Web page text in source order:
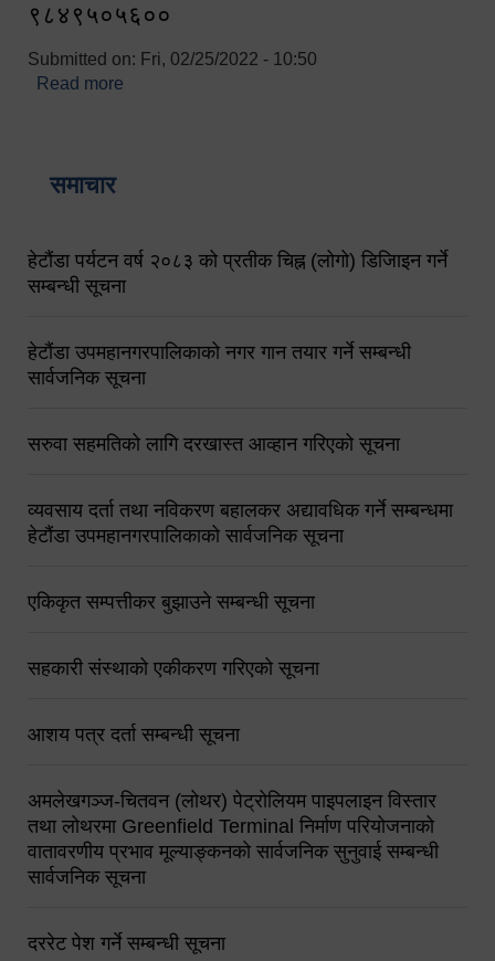
९८४९५०५६००
Submitted on: Fri, 02/25/2022 - 10:50
Read more
समाचार
हेटौंडा पर्यटन वर्ष २०८३ को प्रतीक चिह्न (लोगो) डिजिाइन गर्ने
सम्बन्धी सूचना
हेटौंडा उपमहानगरपालिकाको नगर गान तयार गर्ने सम्बन्धी
सार्वजनिक सूचना
सरुवा सहमतिको लागि दरखास्त आव्हान गरिएको सूचना
व्यवसाय दर्ता तथा नविकरण बहालकर अद्यावधिक गर्ने सम्बन्धमा
हेटौंडा उपमहानगरपालिकाको सार्वजनिक सूचना
एकिकृत सम्पत्तीकर बुझाउने सम्बन्धी सूचना
सहकारी संस्थाको एकीकरण गरिएको सूचना
आशय पत्र दर्ता सम्बन्धी सूचना
अमलेखगञ्ज-चितवन (लोथर) पेट्रोलियम पाइपलाइन विस्तार
तथा लोथरमा Greenfield Terminal निर्माण परियोजनाको
वातावरणीय प्रभाव मूल्याङ्कनको सार्वजनिक सुनुवाई सम्बन्धी
सार्वजनिक सूचना
दररेट पेश गर्ने सम्बन्धी सूचना